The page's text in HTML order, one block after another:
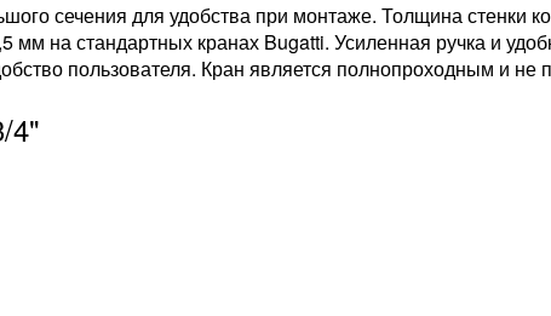
сечения для удобства при монтаже. Толщина стенки
на стандартных кранах Bugatti. Усиленная ручка и
пользователя. Кран является полнопроходным и не
4"